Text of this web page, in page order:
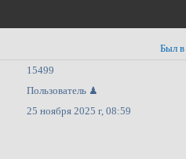
Был в
15499
Пользователь ♟
25 ноября 2025 г, 08:59